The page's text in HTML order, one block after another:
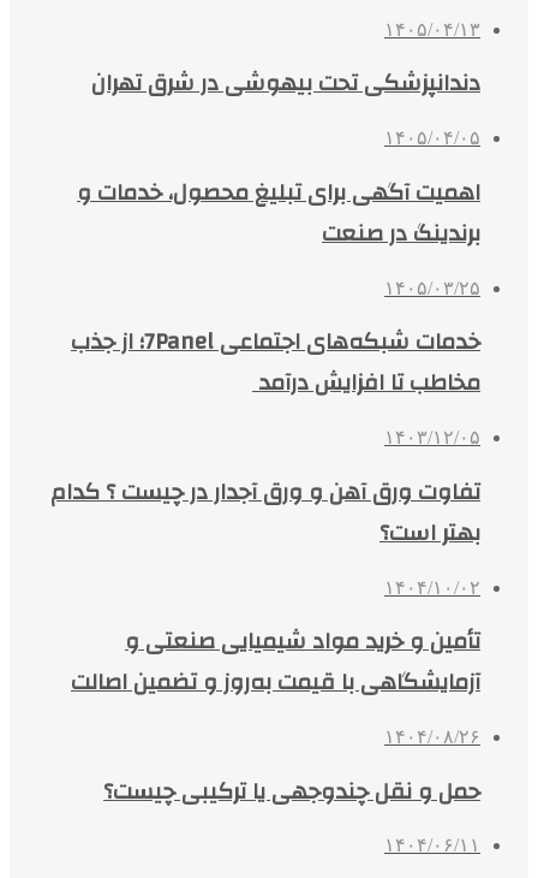
۱۴۰۵/۰۴/۱۳
دندانپزشکی تحت بیهوشی در شرق تهران
۱۴۰۵/۰۴/۰۵
اهمیت آگهی برای تبلیغ محصول، خدمات و
برندینگ در صنعت
۱۴۰۵/۰۳/۲۵
خدمات شبکه‌های اجتماعی 7Panel؛ از جذب
مخاطب تا افزایش درآمد
۱۴۰۳/۱۲/۰۵
تفاوت ورق آهن و ورق آجدار در چیست ؟ کدام
بهتر است؟
۱۴۰۴/۱۰/۰۲
تأمین و خرید مواد شیمیایی صنعتی و
آزمایشگاهی با قیمت به‌روز و تضمین اصالت
۱۴۰۴/۰۸/۲۶
حمل و نقل چندوجهی یا ترکیبی چیست؟
۱۴۰۴/۰۶/۱۱